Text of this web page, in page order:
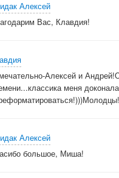
Алексей
Вас, Клавдия!
Алексей и
меня
Алексей
большое, Миша!